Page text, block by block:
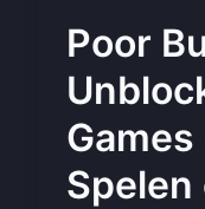
Poor
Spelen